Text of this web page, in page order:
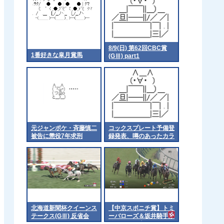
1番好きな皐月賞馬
8/9(日) 第62回CBC賞
(GⅢ) part1
元ジャンポケ・斉藤慎二
被告に懲役7年求刑
コックスプレート予備登
録発表、噂のあったカラ
ンダガンは登録無しで再
来日の可能性高まる
北海道新聞杯クイーンス
テークス(GⅢ) 反省会
【中京スポニチ賞】トミ
ーバローズ＆坂井騎手が